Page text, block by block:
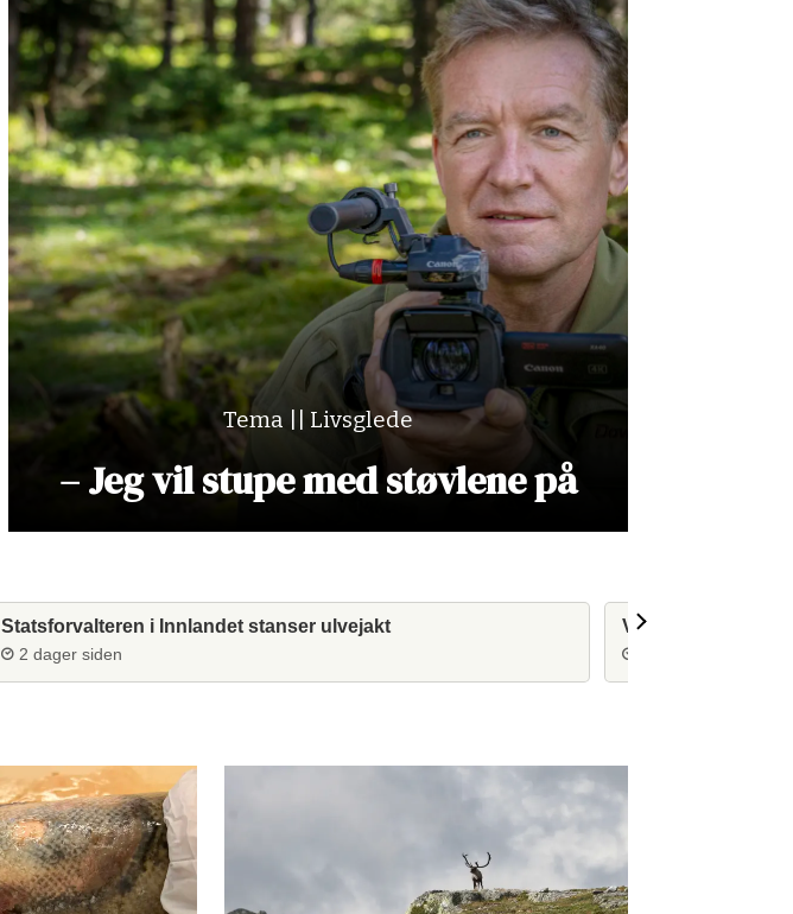
Tema || Livsglede
– Jeg vil stupe med støvlene på
Statsforvalteren i Innlandet stanser ulvejakt
2 dager siden
Vil gjøre det